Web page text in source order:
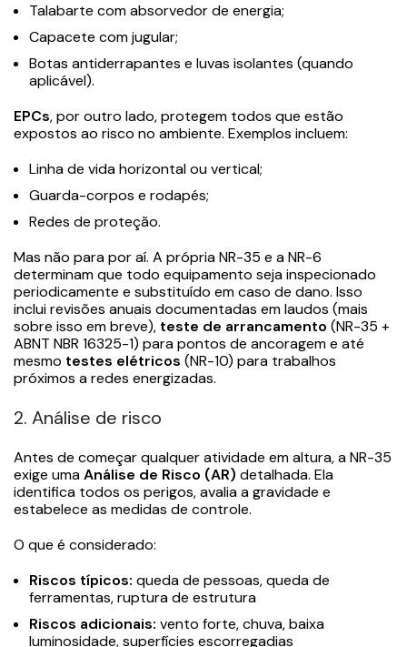
Talabarte com absorvedor de energia;
Capacete com jugular;
Botas antiderrapantes e luvas isolantes (quando
aplicável).
EPCs, por outro lado, protegem todos que estão
expostos ao risco no ambiente. Exemplos incluem:
Linha de vida horizontal ou vertical;
Guarda-corpos e rodapés;
Redes de proteção.
Mas não para por aí. A própria NR-35 e a NR-6
determinam que todo equipamento seja inspecionado
periodicamente e substituído em caso de dano. Isso
inclui revisões anuais documentadas em laudos (mais
sobre isso em breve), teste de arrancamento (NR-35 +
ABNT NBR 16325-1) para pontos de ancoragem e até
mesmo testes elétricos (NR-10) para trabalhos
próximos a redes energizadas.
2. Análise de risco
Antes de começar qualquer atividade em altura, a NR-35
exige umaAnálise de Risco (AR) detalhada. Ela
identifica todos os perigos, avalia a gravidade e
estabelece as medidas de controle.
O que é considerado:
Riscos típicos: queda de pessoas, queda de
ferramentas, ruptura de estrutura
Riscos adicionais: vento forte, chuva, baixa
luminosidade, superfícies escorregadias